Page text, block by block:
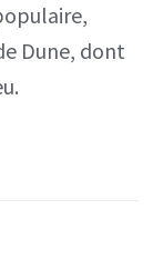
Dune, dont